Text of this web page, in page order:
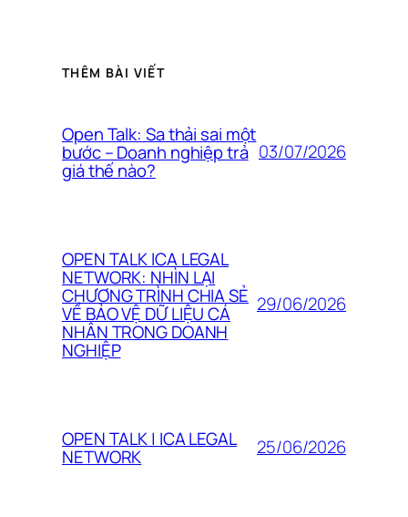
THÊM BÀI VIẾT
Open Talk: Sa thải sai một
bước – Doanh nghiệp trả
giá thế nào?
03/07/2026
OPEN TALK ICA LEGAL
NETWORK: NHÌN LẠI
CHƯƠNG TRÌNH CHIA SẺ
VỀ BẢO VỆ DỮ LIỆU CÁ
NHÂN TRONG DOANH
NGHIỆP
29/06/2026
OPEN TALK | ICA LEGAL
NETWORK 25/06/2026